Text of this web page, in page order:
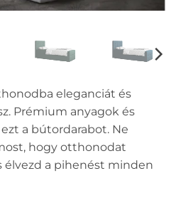
eleganciát és
Prémium anyagok és
a bútordarabot. Ne
hogy otthonodat
élvezd a pihenést minden